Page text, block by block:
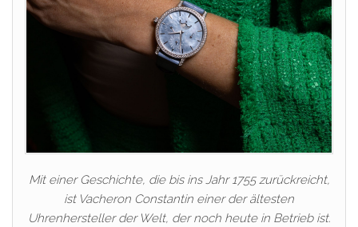
Mit einer Geschichte, die bis ins Jahr 1755 zurückreicht,
ist Vacheron Constantin einer der ältesten
Uhrenhersteller der Welt, der noch heute in Betrieb ist.